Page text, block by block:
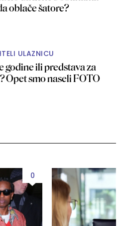
oblače šatore?
ULAZNICU
godine ili predstava za
Opet smo naseli FOTO
0